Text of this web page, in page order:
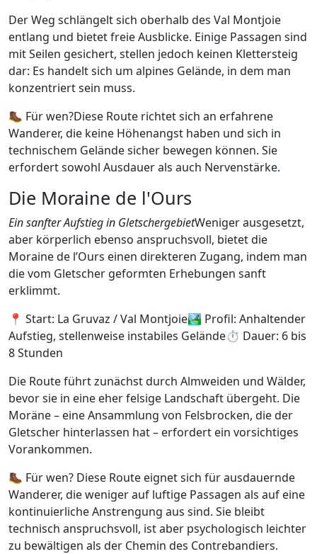
Der Weg schlängelt sich oberhalb des Val Montjoie
entlang und bietet freie Ausblicke. Einige Passagen sind
mit Seilen gesichert, stellen jedoch keinen Klettersteig
dar: Es handelt sich um alpines Gelände, in dem man
konzentriert sein muss.
🥾 Für wen?Diese Route richtet sich an erfahrene
Wanderer, die keine Höhenangst haben und sich in
technischem Gelände sicher bewegen können. Sie
erfordert sowohl Ausdauer als auch Nervenstärke.
Die Moraine de l'Ours
Ein sanfter Aufstieg in GletschergebietWeniger ausgesetzt,
aber körperlich ebenso anspruchsvoll, bietet die
Moraine de l’Ours einen direkteren Zugang, indem man
die vom Gletscher geformten Erhebungen sanft
erklimmt.
📍 Start: La Gruvaz / Val Montjoie🏞 Profil: Anhaltender
Aufstieg, stellenweise instabiles Gelände⏱ Dauer: 6 bis
8 Stunden
Die Route führt zunächst durch Almweiden und Wälder,
bevor sie in eine eher felsige Landschaft übergeht. Die
Moräne – eine Ansammlung von Felsbrocken, die der
Gletscher hinterlassen hat – erfordert ein vorsichtiges
Vorankommen.
🥾 Für wen? Diese Route eignet sich für ausdauernde
Wanderer, die weniger auf luftige Passagen als auf eine
kontinuierliche Anstrengung aus sind. Sie bleibt
technisch anspruchsvoll, ist aber psychologisch leichter
zu bewältigen als der Chemin des Contrebandiers.